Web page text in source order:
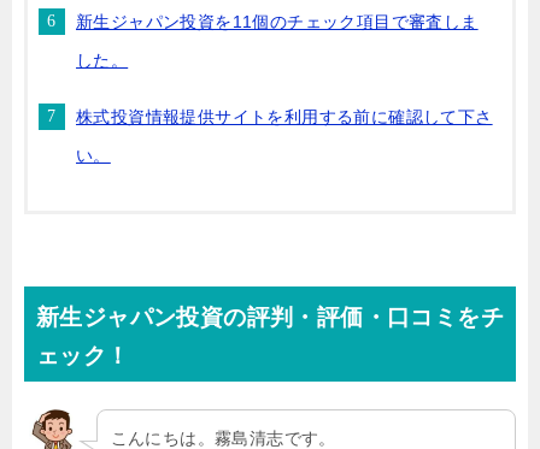
新生ジャパン投資を11個のチェック項目で審査しま
した。
株式投資情報提供サイトを利用する前に確認して下さ
い。
新生ジャパン投資の評判・評価・口コミをチ
ェック！
こんにちは。霧島清志です。